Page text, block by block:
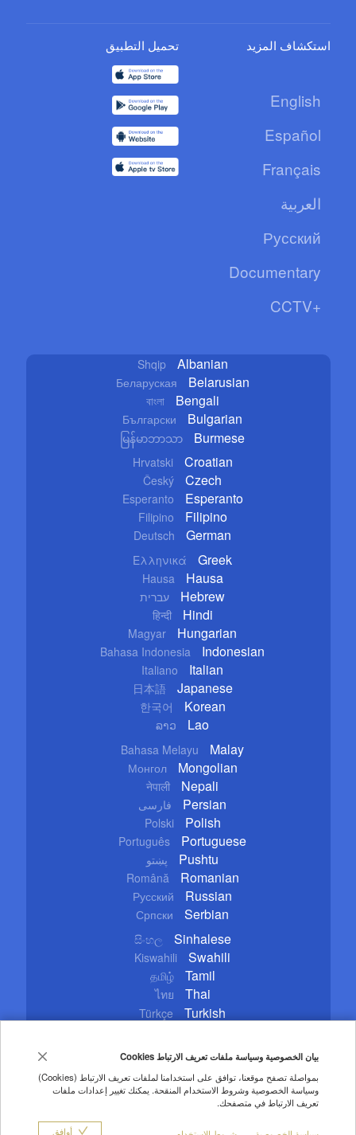
استكشاف المزيد
English
Español
Français
العربية
Русский
Documentary
CCTV+
تحميل التطبيق
Shqip Albanian
Беларуская Belarusian
বাংলা Bengali
Български Bulgarian
မြန်မာဘာသာ Burmese
Hrvatski Croatian
Český Czech
Esperanto Esperanto
Filipino Filipino
Deutsch German
Ελληνικά Greek
Hausa Hausa
עברית Hebrew
हिन्दी Hindi
Magyar Hungarian
Bahasa Indonesia Indonesian
Italiano Italian
日本語 Japanese
한국어 Korean
ລາວ Lao
Bahasa Melayu Malay
Монгол Mongolian
नेपाली Nepali
فارسی Persian
Polski Polish
Português Portuguese
پښتو Pushtu
Română Romanian
Русский Russian
Српски Serbian
සිංහල Sinhalese
Kiswahili Swahili
தமிழ் Tamil
ไทย Thai
Türkçe Turkish
اردو
Vietnamese
Copyright © 2020 CGTN. Beijing ICP prepared NO.16065310-3
سياسة الخصوصية
بيان الخصوصية وسياسة ملفات تعريف الارتباط Cookies
بمواصلة تصفح موقعنا، توافق على استخدامنا لملفات تعريف الارتباط (Cookies)
وسياسة الخصوصية وشروط الاستخدام المنقحة. يمكنك تغيير إعدادات ملفات
تعريف الارتباط في متصفحك.
أوافق